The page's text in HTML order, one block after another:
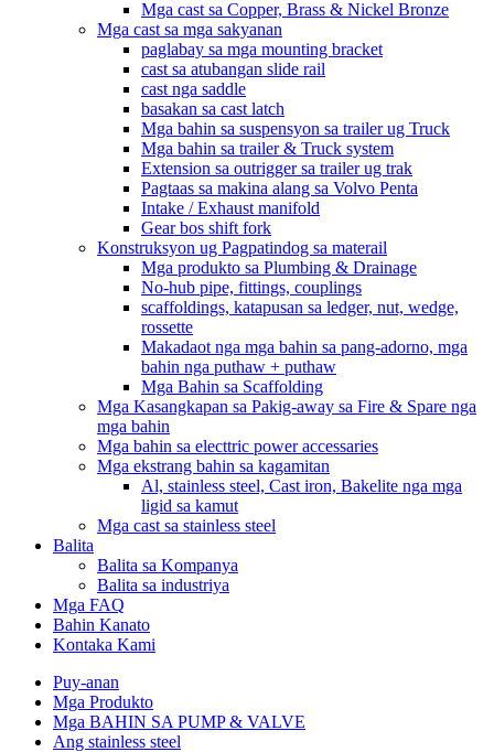
Mga cast sa Copper, Brass & Nickel Bronze
Mga cast sa mga sakyanan
paglabay sa mga mounting bracket
cast sa atubangan slide rail
cast nga saddle
basakan sa cast latch
Mga bahin sa suspensyon sa trailer ug Truck
Mga bahin sa trailer & Truck system
Extension sa outrigger sa trailer ug trak
Pagtaas sa makina alang sa Volvo Penta
Intake / Exhaust manifold
Gear bos shift fork
Konstruksyon ug Pagpatindog sa materail
Mga produkto sa Plumbing & Drainage
No-hub pipe, fittings, couplings
scaffoldings, katapusan sa ledger, nut, wedge,
rossette
Makadaot nga mga bahin sa pang-adorno, mga
bahin nga puthaw + puthaw
Mga Bahin sa Scaffolding
Mga Kasangkapan sa Pakig-away sa Fire & Spare nga
mga bahin
Mga bahin sa electtric power accessaries
Mga ekstrang bahin sa kagamitan
Al, stainless steel, Cast iron, Bakelite nga mga
ligid sa kamut
Mga cast sa stainless steel
Balita
Balita sa Kompanya
Balita sa industriya
Mga FAQ
Bahin Kanato
Kontaka Kami
Puy-anan
Mga Produkto
Mga BAHIN SA PUMP & VALVE
Ang stainless steel